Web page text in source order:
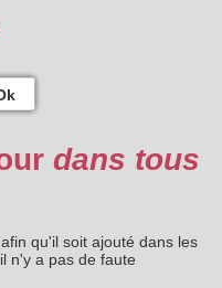
dans tous
qu'il soit ajouté dans les
n'y a pas de faute